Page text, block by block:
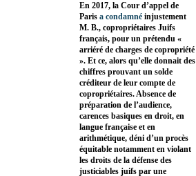
En 2017, la Cour d’appel de
Paris a condamné injustement
M. B., copropriétaires Juifs
français, pour un prétendu «
arriéré de charges de copropriété
». Et ce, alors qu’elle donnait des
chiffres prouvant un solde
créditeur de leur compte de
copropriétaires. Absence de
préparation de l’audience,
carences basiques en droit, en
langue française et en
arithmétique, déni d’un procès
équitable notamment en violant
les droits de la défense des
justiciables juifs par une